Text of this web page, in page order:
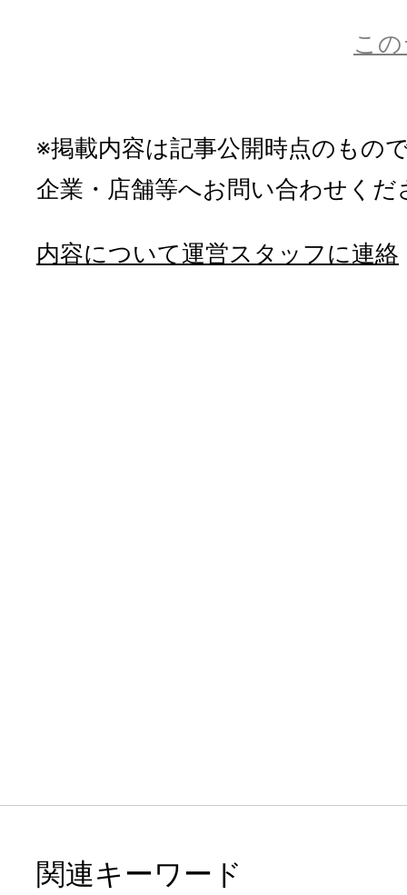
こ
※掲載内容は記事公開時点のもの
企業・店舗等へお問い合わせくだ
内容について運営スタッフに連絡
関連キーワード